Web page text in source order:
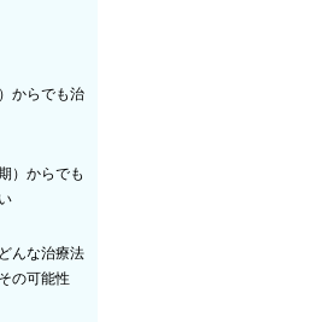
からでも治
）からでも
んな治療法
の可能性